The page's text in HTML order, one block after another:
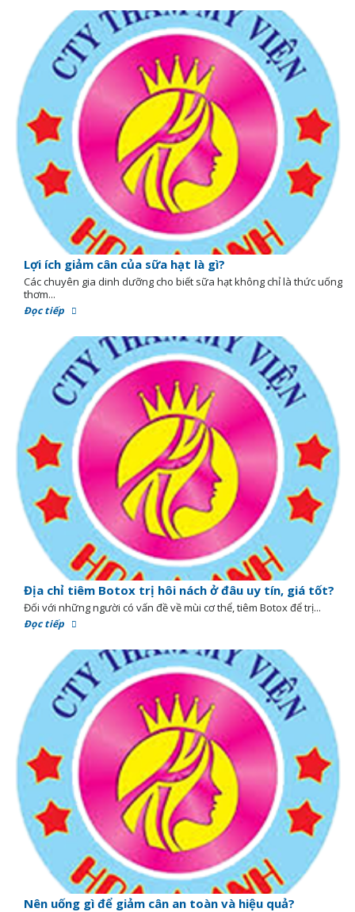
Lợi ích giảm cân của sữa hạt là gì?
Các chuyên gia dinh dưỡng cho biết sữa hạt không chỉ là thức uống
thơm...
Đọc tiếp
Địa chỉ tiêm Botox trị hôi nách ở đâu uy tín, giá tốt?
Đối với những người có vấn đề về mùi cơ thể, tiêm Botox để trị...
Đọc tiếp
Nên uống gì để giảm cân an toàn và hiệu quả?